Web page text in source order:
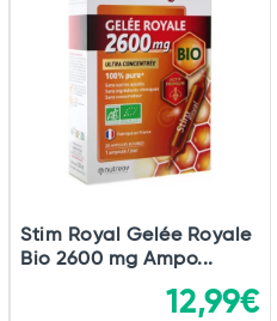
Stim Royal Gelée Royale
Bio 2600 mg Ampo...
12,99€